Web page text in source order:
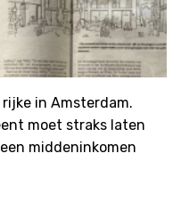
rijke in Amsterdam.
moet straks laten
middeninkomen